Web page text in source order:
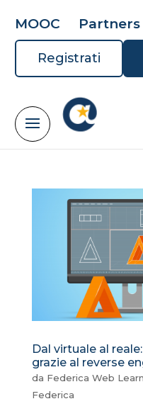
MOOC Partners
Registrati
Dal virtuale al
grazie al reverse
da Federica Web
Federica